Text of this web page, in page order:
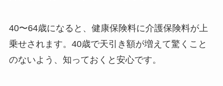
40〜64歳になると、健康保険料に介護保険料が上
乗せされます。40歳で天引き額が増えて驚くこと
のないよう、知っておくと安心です。